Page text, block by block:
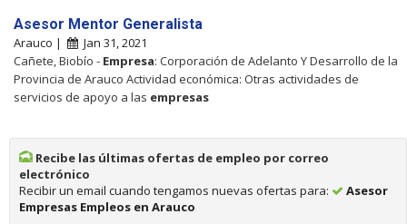
Asesor Mentor Generalista
Arauco |
Jan 31, 2021
Cañete, Biobío - Empresa: Corporación de Adelanto Y Desarrollo de la
Provincia de Arauco Actividad económica: Otras actividades de
servicios de apoyo a las empresas
Recibe las últimas ofertas de empleo por correo
electrónico
Recibir un email cuando tengamos nuevas ofertas para:
Asesor
Empresas Empleos en Arauco